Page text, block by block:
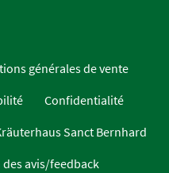
générales de vente
Confidentialité
Sanct Bernhard
avis/feedback